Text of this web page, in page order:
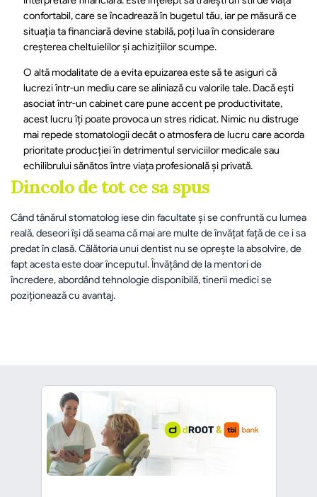
confortabil, care se încadrează în bugetul tău, iar pe măsură ce
situația ta financiară devine stabilă, poți lua în considerare
creșterea cheltuielilor și achizițiilor scumpe.
O altă modalitate de a evita epuizarea este să te asiguri că
lucrezi într-un mediu care se aliniază cu valorile tale. Dacă ești
asociat într-un cabinet care pune accent pe productivitate,
acest lucru îți poate provoca un stres ridicat. Nimic nu distruge
mai repede stomatologii decât o atmosfera de lucru care acorda
prioritate producției în detrimentul serviciilor medicale sau
echilibrului sănătos între viața profesională și privată.
Dincolo de tot ce sa spus
Când tânărul stomatolog iese din facultate și se confruntă cu lumea
reală, deseori își dă seama că mai are multe de învățat față de ce i sa
predat în clasă. Călătoria unui dentist nu se oprește la absolvire, de
fapt acesta este doar începutul. Învățând de la mentori de
încredere, abordând tehnologie disponibilă, tinerii medici se
poziționează cu avantaj.